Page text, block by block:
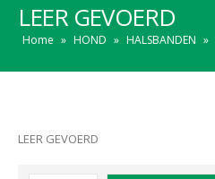
LEER GEVOERD
Home » HOND » HALSBANDEN »
LEER GEVOERD